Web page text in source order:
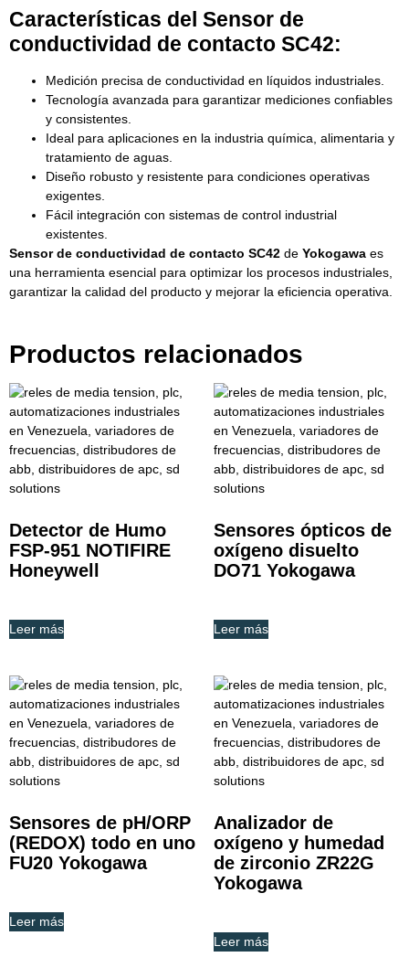
Características del Sensor de
conductividad de contacto SC42:
Medición precisa de conductividad en líquidos industriales.
Tecnología avanzada para garantizar mediciones confiables
y consistentes.
Ideal para aplicaciones en la industria química, alimentaria y
tratamiento de aguas.
Diseño robusto y resistente para condiciones operativas
exigentes.
Fácil integración con sistemas de control industrial
existentes.
Sensor de conductividad de contacto SC42 de Yokogawa es
una herramienta esencial para optimizar los procesos industriales,
garantizar la calidad del producto y mejorar la eficiencia operativa.
Productos relacionados
Detector de Humo
FSP-951 NOTIFIRE
Honeywell
Leer más
Sensores ópticos de
oxígeno disuelto
DO71 Yokogawa
Leer más
Sensores de pH/ORP
(REDOX) todo en uno
FU20 Yokogawa
Leer más
Analizador de
oxígeno y humedad
de zirconio ZR22G
Yokogawa
Leer más